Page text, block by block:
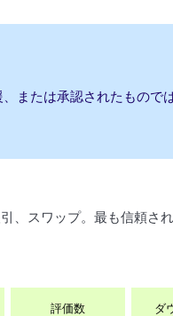
または承認されたもの
、スワップ。最も信頼さ
評価数 ダ